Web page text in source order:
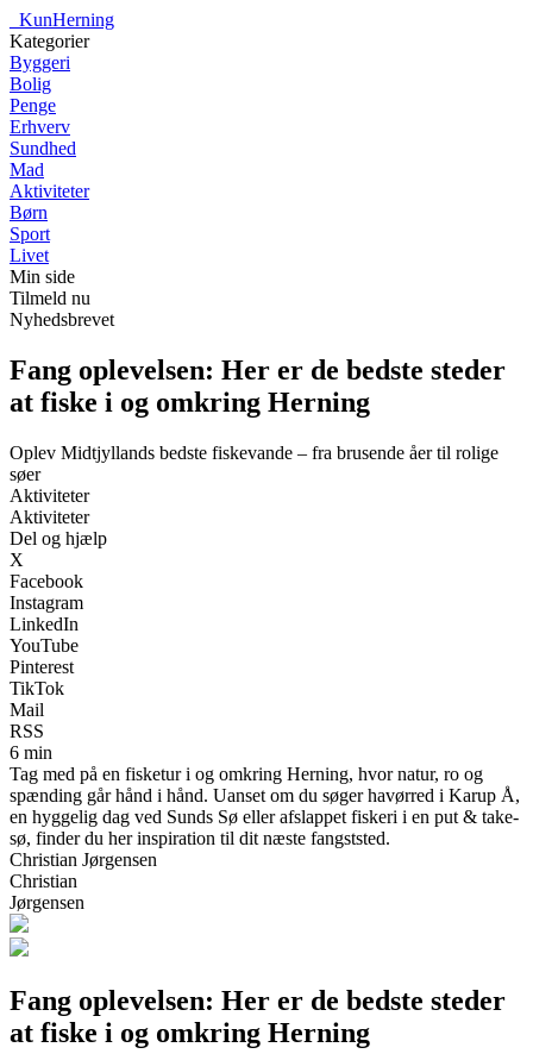
KunHerning
Kategorier
Byggeri
Bolig
Penge
Erhverv
Sundhed
Mad
Aktiviteter
Børn
Sport
Livet
Min side
Tilmeld nu
Nyhedsbrevet
Fang oplevelsen: Her er de bedste steder
at fiske i og omkring Herning
Oplev Midtjyllands bedste fiskevande – fra brusende åer til rolige
søer
Aktiviteter
Aktiviteter
Del og hjælp
X
Facebook
Instagram
LinkedIn
YouTube
Pinterest
TikTok
Mail
RSS
6 min
Tag med på en fisketur i og omkring Herning, hvor natur, ro og
spænding går hånd i hånd. Uanset om du søger havørred i Karup Å,
en hyggelig dag ved Sunds Sø eller afslappet fiskeri i en put & take-
sø, finder du her inspiration til dit næste fangststed.
Christian Jørgensen
Christian
Jørgensen
Fang oplevelsen: Her er de bedste steder
at fiske i og omkring Herning